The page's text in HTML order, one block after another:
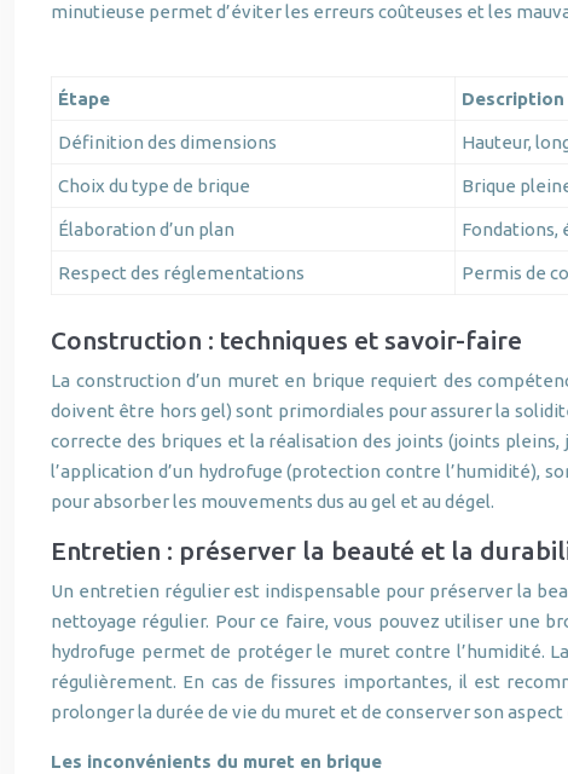
minutieuse permet d’éviter les erreurs coûteuses et les
Étape Description
Définition des dimensions Hauteur,
Choix du type de brique Brique
Élaboration d’un plan Fondations,
Respect des réglementations Permis de
Construction : techniques et savoir-faire
La construction d’un muret en brique requiert des
doivent être hors gel) sont primordiales pour assurer la
correcte des briques et la réalisation des joints (joints
l’application d’un hydrofuge (protection contre l’humidité),
pour absorber les mouvements dus au gel et au dégel.
Entretien : préserver la beauté et la
Un entretien régulier est indispensable pour préserver la
nettoyage régulier. Pour ce faire, vous pouvez utiliser une
hydrofuge permet de protéger le muret contre l’humidité.
régulièrement. En cas de fissures importantes, il est
prolonger la durée de vie du muret et de conserver son
Les inconvénients du muret en brique